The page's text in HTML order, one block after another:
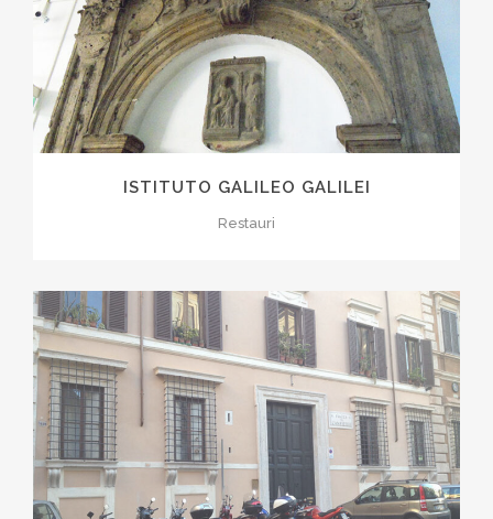
ISTITUTO GALILEO GALILEI
Restauri